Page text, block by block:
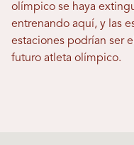
olímpico se haya
entrenando aquí, y las
estaciones podrían ser
futuro atleta olímpico.